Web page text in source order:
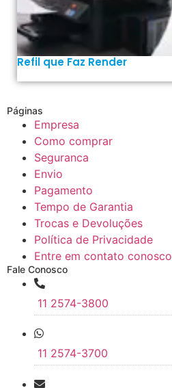
Refil que Faz Render
Páginas
Empresa
Como comprar
Seguranca
Envio
Pagamento
Tempo de Garantia
Trocas e Devoluções
Política de Privacidade
Entre em contato conosco
Fale Conosco
11 2574-3800
11 2574-3700